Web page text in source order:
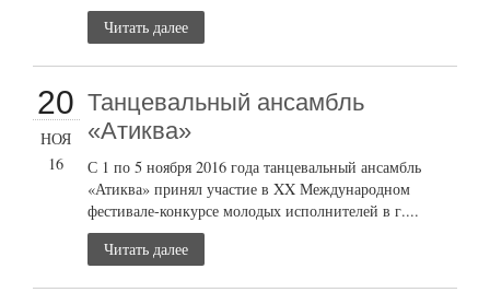
Читать далее
20
НОЯ
16
Танцевальный ансамбль
«Атиква»
С 1 по 5 ноября 2016 года танцевальный ансамбль
«Атиква» принял участие в XX Международном
фестивале-конкурсе молодых исполнителей в г....
Читать далее